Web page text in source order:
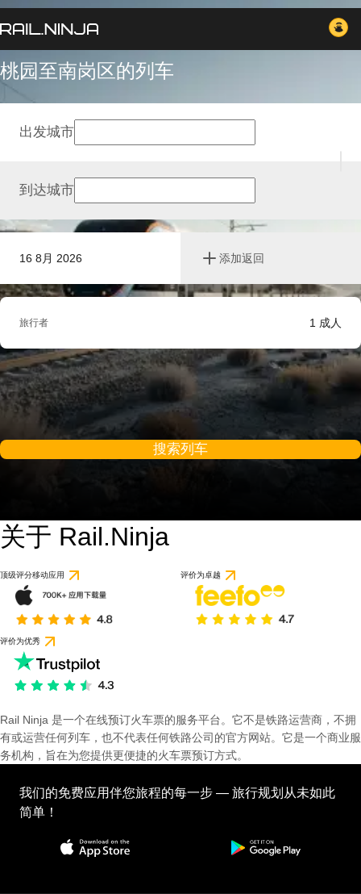
桃园至南岗区的列车
16 8月 2026 添加返回
出发城市
到达城市
旅行者 1 成人
搜索列车
关于 Rail.Ninja
顶级评分移动应用 评价为卓越
评价为优秀
Rail Ninja 是一个在线预订火车票的服务平台。它不是铁路运营商，不拥
有或运营任何列车，也不代表任何铁路公司的官方网站。它是一个商业服
务机构，旨在为您提供更便捷的火车票预订方式。
我们的免费应用伴您旅程的每一步 — 旅行规划从未如此
简单！